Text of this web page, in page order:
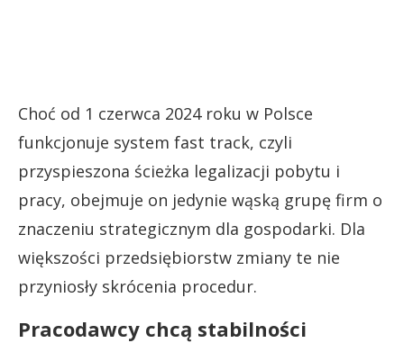
Choć od 1 czerwca 2024 roku w Polsce
funkcjonuje system fast track, czyli
przyspieszona ścieżka legalizacji pobytu i
pracy, obejmuje on jedynie wąską grupę firm o
znaczeniu strategicznym dla gospodarki. Dla
większości przedsiębiorstw zmiany te nie
przyniosły skrócenia procedur.
Pracodawcy chcą stabilności